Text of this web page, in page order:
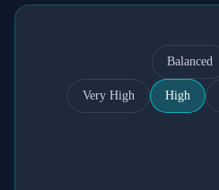
Balanced
High
Very High